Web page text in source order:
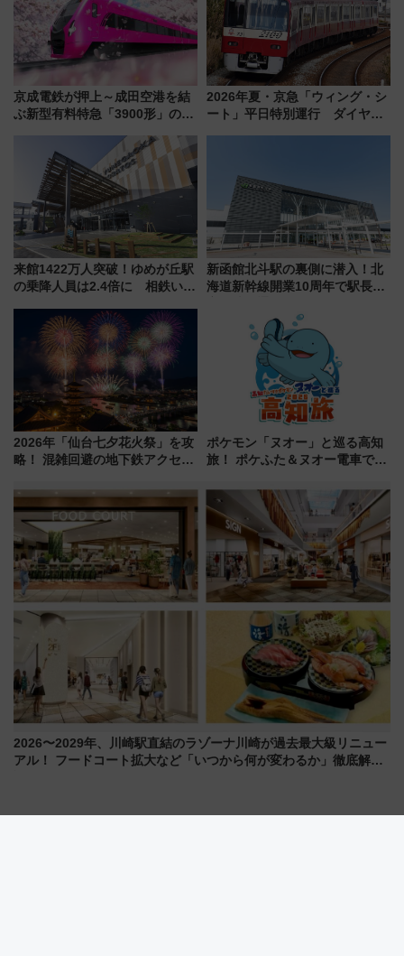
京成電鉄が押上～成田空港を結
ぶ新型有料特急「3900形」のコ
募集も実施
2026年夏・京急「ウィング・シ
ート」平日特別運行 ダイヤ・
来館1422万人突破！ゆめが丘駅
の乗降人員は2.4倍に 相鉄いず
年祭にそうにゃん＆DB.スター
マンが登場
新函館北斗駅の裏側に潜入！北
海道新幹線開業10周年で駅長
ト 参加方法や体験内容を紹介
2026年「仙台七夕花火祭」を攻
略！ 混雑回避の地下鉄アクセス
火前に楽しむ仙台観光ルートま
で解説！
ポケモン「ヌオー」と巡る高知
旅！ ポケふた＆ヌオー電車で楽
路の絶景と絶品グルメを満喫！
（7月18日スタート）
2026〜2029年、川崎駅直結のラゾーナ川崎が過去最大級リニュー
アル！ フードコート拡大など「いつから何が変わるか」徹底解